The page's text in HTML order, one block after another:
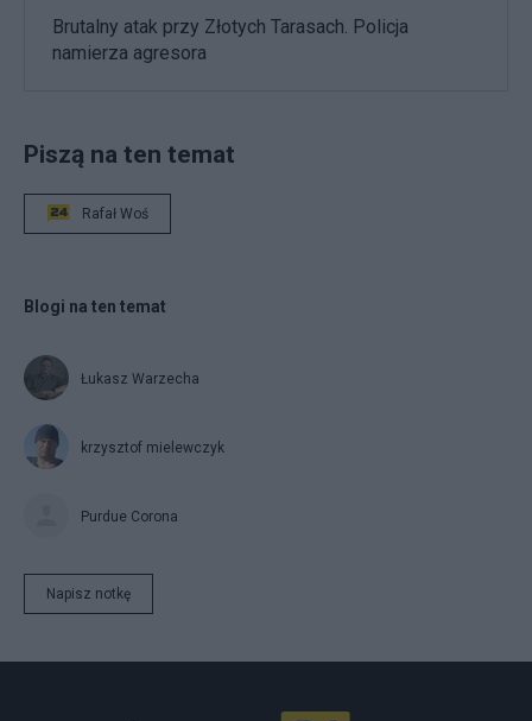
Brutalny atak przy Złotych Tarasach. Policja
namierza agresora
Piszą na ten temat
Rafał Woś
Blogi na ten temat
Łukasz Warzecha
krzysztof mielewczyk
Purdue Corona
Napisz notkę